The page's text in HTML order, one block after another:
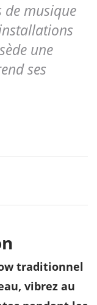
de musique
une
ses
traditionnel
vibrez au